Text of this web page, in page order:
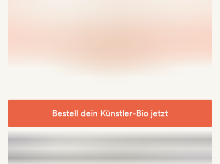
Bestell dein Künstler-Bio jetzt